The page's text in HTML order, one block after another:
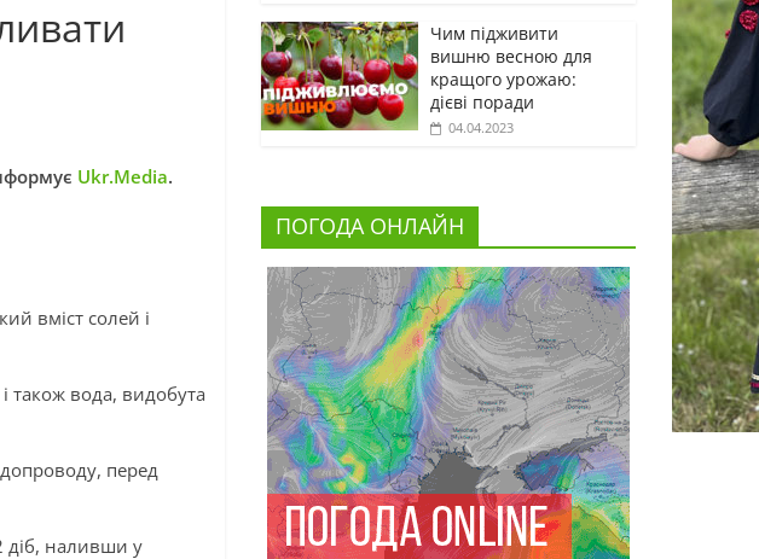
Ukr.Media.
вміст солей і
також вода, видобута
перед
діб, наливши у
Чим підживити
вишню весною для
кращого урожаю:
дієві поради
04.04.2023
ПОГОДА ОНЛАЙН